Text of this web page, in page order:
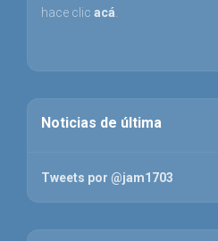
hace clic acá.
Noticias de última
Tweets por @jam1703